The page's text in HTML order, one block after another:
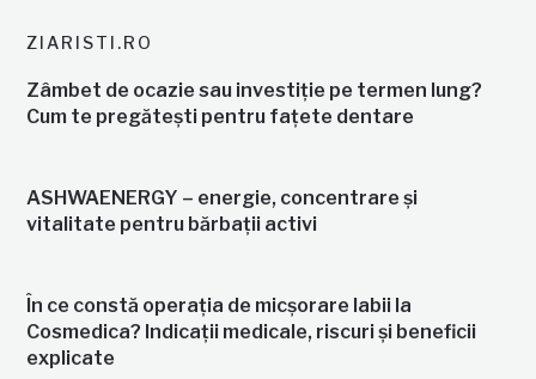
ZIARISTI.RO
Zâmbet de ocazie sau investiție pe termen lung?
Cum te pregătești pentru fațete dentare
ASHWAENERGY – energie, concentrare și
vitalitate pentru bărbații activi
În ce constă operația de micșorare labii la
Cosmedica? Indicații medicale, riscuri și beneficii
explicate